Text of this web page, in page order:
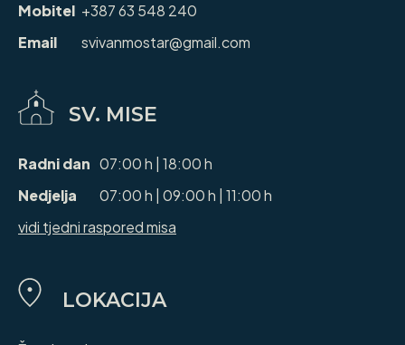
Mobitel +387 63 548 240
Email
svivanmostar@gmail.com
SV. MISE
Radni dan 07:00 h | 18:00 h
Nedjelja
07:00 h | 09:00 h | 11:00 h
vidi tjedni raspored misa
LOKACIJA